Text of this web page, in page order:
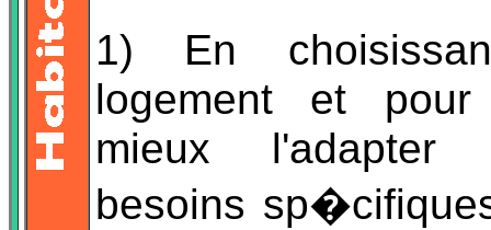
1) En
logement et pour
mieux
besoins